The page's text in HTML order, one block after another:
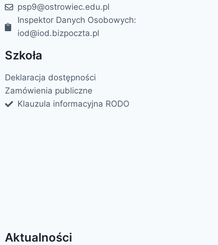
psp9@ostrowiec.edu.pl
Inspektor Danych Osobowych:
iod@iod.bizpoczta.pl
Szkoła
Deklaracja dostępności
Zamówienia publiczne
Klauzula informacyjna RODO
Aktualności